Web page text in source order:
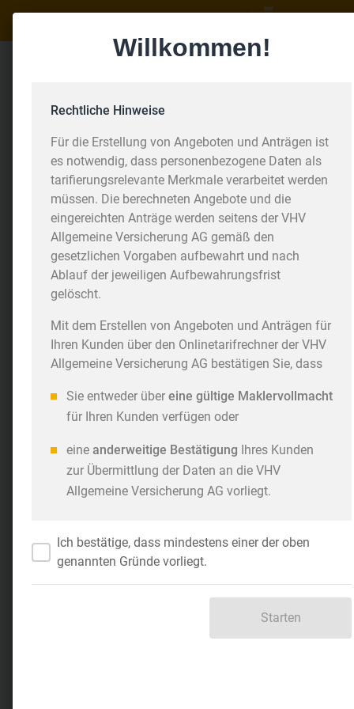
Tarifrechner-
HuG-
Haftpflichtversicherung
Willkommen!
Rechtliche Hinweise
Für die Erstellung von Angeboten und Anträgen ist
es notwendig, dass personenbezogene Daten als
tarifierungsrelevante Merkmale verarbeitet werden
müssen. Die berechneten Angebote und die
eingereichten Anträge werden seitens der VHV
Allgemeine Versicherung AG gemäß den
gesetzlichen Vorgaben aufbewahrt und nach
Ablauf der jeweiligen Aufbewahrungsfrist
gelöscht.
Mit dem Erstellen von Angeboten und Anträgen für
Ihren Kunden über den Onlinetarifrechner der VHV
Allgemeine Versicherung AG bestätigen Sie, dass
Sie entweder über eine gültige Maklervollmacht
für Ihren Kunden verfügen oder
eine anderweitige Bestätigung Ihres Kunden
zur Übermittlung der Daten an die VHV
Allgemeine Versicherung AG vorliegt.
Ich bestätige, dass mindestens einer der oben
genannten Gründe vorliegt.
Starten